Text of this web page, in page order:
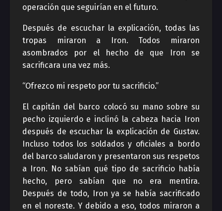
operación que seguirían en el futuro.
Después de escuchar la explicación, todas las
tropas miraron a Iron. Todos miraron
asombrados por el hecho de que Iron se
sacrificara una vez más.
“Ofrezco mi respeto por tu sacrificio.”
El capitán del barco colocó su mano sobre su
pecho izquierdo e inclinó la cabeza hacia Iron
después de escuchar la explicación de Gustav.
Incluso todos los soldados y oficiales a bordo
del barco saludaron y presentaron sus respetos
a Iron. No sabían qué tipo de sacrificio había
hecho, pero sabían que no era mentira.
Después de todo, Iron ya se había sacrificado
en el noreste. Y debido a eso, todos miraron a